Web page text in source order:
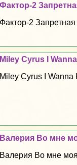
Фактор-2
Фактор-2
Miley Cyrus I
Miley Cyrus I Wanna
Валерия Во мне
Валерия Во мне